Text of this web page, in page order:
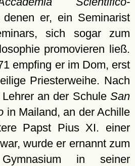
er, ein Seminarist
sich sogar zum
promovieren ließ.
empfing er im Dom, erst
Priesterweihe. Nach
an der Schule San
in Mailand, an der Achille
Papst Pius XI. einer
wurde er ernannt zum
in seiner